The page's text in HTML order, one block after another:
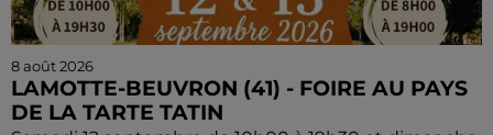
8 août 2026
LAMOTTE-BEUVRON (41) - FOIRE AU PAYS
DE LA TARTE TATIN